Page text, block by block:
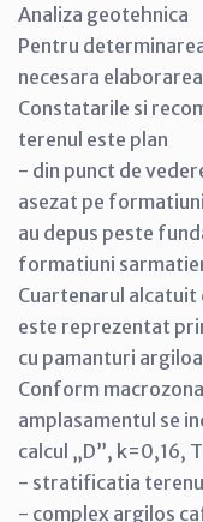
Analiza geotehnica
Pentru
necesara
Constatarile si
terenul este plan
- din punct de
asezat pe
au depus peste
formatiuni
Cuartenarul alcatuit
este reprezentat
cu pamanturi
Conform
amplasamentul se
calcul „D”, k=0,16,
- stratificatia
- complex argilos